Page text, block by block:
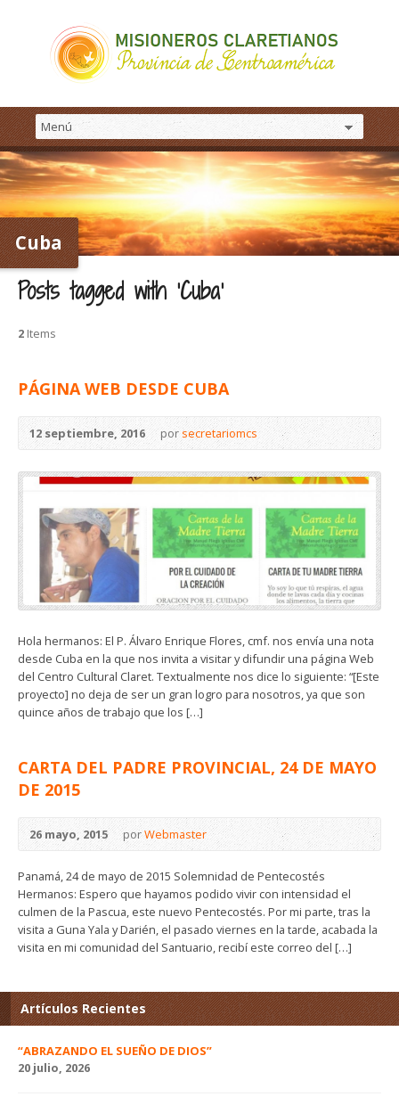
Cuba
Posts tagged with ‘Cuba’
2 Items
PÁGINA WEB DESDE CUBA
12 septiembre, 2016 porsecretariomcs
Hola hermanos: El P. Álvaro Enrique Flores, cmf. nos envía una nota
desde Cuba en la que nos invita a visitar y difundir una página Web
del Centro Cultural Claret. Textualmente nos dice lo siguiente: “[Este
proyecto] no deja de ser un gran logro para nosotros, ya que son
quince años de trabajo que los […]
CARTA DEL PADRE PROVINCIAL, 24 DE MAYO
DE 2015
26 mayo, 2015 porWebmaster
Panamá, 24 de mayo de 2015 Solemnidad de Pentecostés
Hermanos: Espero que hayamos podido vivir con intensidad el
culmen de la Pascua, este nuevo Pentecostés. Por mi parte, tras la
visita a Guna Yala y Darién, el pasado viernes en la tarde, acabada la
visita en mi comunidad del Santuario, recibí este correo del […]
Artículos Recientes
“ABRAZANDO EL SUEÑO DE DIOS”
20 julio, 2026